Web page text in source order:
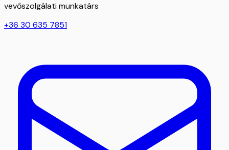
vevőszolgálati munkatárs
+36 30 635 7851